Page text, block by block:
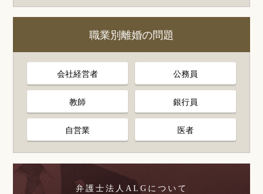
職業別離婚の問題
会社経営者 公務員
教師 銀行員
自営業 医者
弁護士法人ALGについて